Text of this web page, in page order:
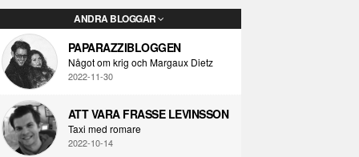
ANDRA BLOGGAR
PAPARAZZIBLOGGEN
Något om krig och Margaux Dietz
2022-11-30
ATT VARA FRASSE LEVINSSON
Taxi med romare
2022-10-14